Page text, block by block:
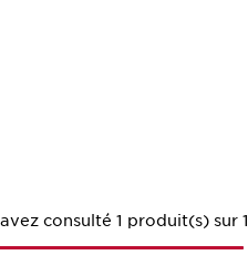
consulté 1 produit(s) sur 1